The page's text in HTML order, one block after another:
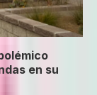
en su